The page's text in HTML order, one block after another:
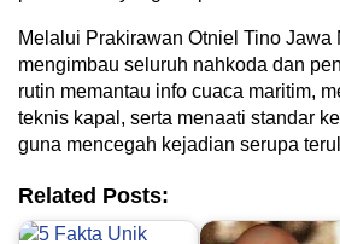
Melalui Prakirawan Otniel Tino Jawa
mengimbau seluruh nahkoda dan
rutin memantau info cuaca maritim,
teknis kapal, serta menaati standar
guna mencegah kejadian serupa
Related Posts: